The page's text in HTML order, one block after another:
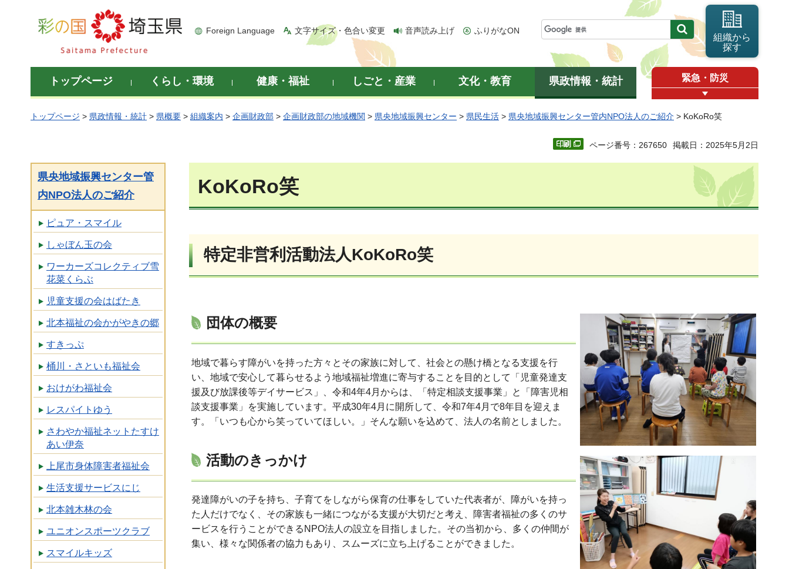
彩の国 埼玉県
Foreign Language 文字サイズ・色合い変更 音声読み上げ ふりがなON
組織から
探す
トップページ くらし・環境 健康・福祉 しごと・産業 文化・教育 県政情報・統計 緊急・防災
トップページ > 県政情報・統計 > 県概要 > 組織案内 > 企画財政部 > 企画財政部の地域機関 > 県央地域振興センター > 県民生活 > 県央地域振興センター管内NPO法人のご紹介 > KoKoRo笑
ページ番号：267650 掲載日：2025年5月2日
県央地域振興センター管
内NPO法人のご紹介
ピュア・スマイル
しゃぼん玉の会
ワーカーズコレクティブ雪
花菜くらぶ
児童支援の会はばたき
北本福祉の会かがやきの郷
すきっぷ
桶川・さといも福祉会
おけがわ福祉会
レスパイトゆう
さわやか福祉ネットたすけ
あい伊奈
上尾市身体障害者福祉会
生活支援サービスにじ
北本雑木林の会
ユニオンスポーツクラブ
スマイルキッズ
KoKoRo笑
特定非営利活動法人KoKoRo笑
団体の概要
地域で暮らす障がいを持った方々とその家族に対して、社会との懸け橋となる支援を行
い、地域で安心して暮らせるよう地域福祉増進に寄与することを目的として「児童発達支
援及び放課後等デイサービス」、令和4年4月からは、「特定相談支援事業」と「障害児相
談支援事業」を実施しています。平成30年4月に開所して、令和7年4月で8年目を迎えま
す。「いつも心から笑っていてほしい。」そんな願いを込めて、法人の名前としました。
活動のきっかけ
発達障がいの子を持ち、子育てをしながら保育の仕事をしていた代表者が、障がいを持っ
た人だけでなく、その家族も一緒につながる支援が大切だと考え、障害者福祉の多くのサ
ービスを行うことができるNPO法人の設立を目指しました。その当初から、多くの仲間が
集い、様々な関係者の協力もあり、スムーズに立ち上げることができました。